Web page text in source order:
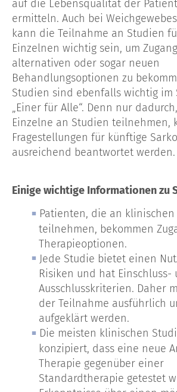
auf die Lebensqualität der
ermitteln. Auch bei
kann die Teilnahme an Studien
Einzelnen wichtig sein, um
alternativen oder sogar neuen
Behandlungsoptionen zu
Studien sind ebenfalls wichtig im
„Einer für Alle“. Denn nur
Einzelne an Studien teilnehmen,
Fragestellungen für künftige
ausreichend beantwortet werden.
Einige wichtige Informationen zu
Patienten, die an klinischen
teilnehmen, bekommen
Therapieoptionen.
Jede Studie bietet einen
Risiken und hat Einschluss-
Ausschlusskriterien. Daher
der Teilnahme ausführlich
aufgeklärt werden.
Die meisten klinischen
konzipiert, dass eine neue
Therapie gegenüber einer
Standardtherapie getestet